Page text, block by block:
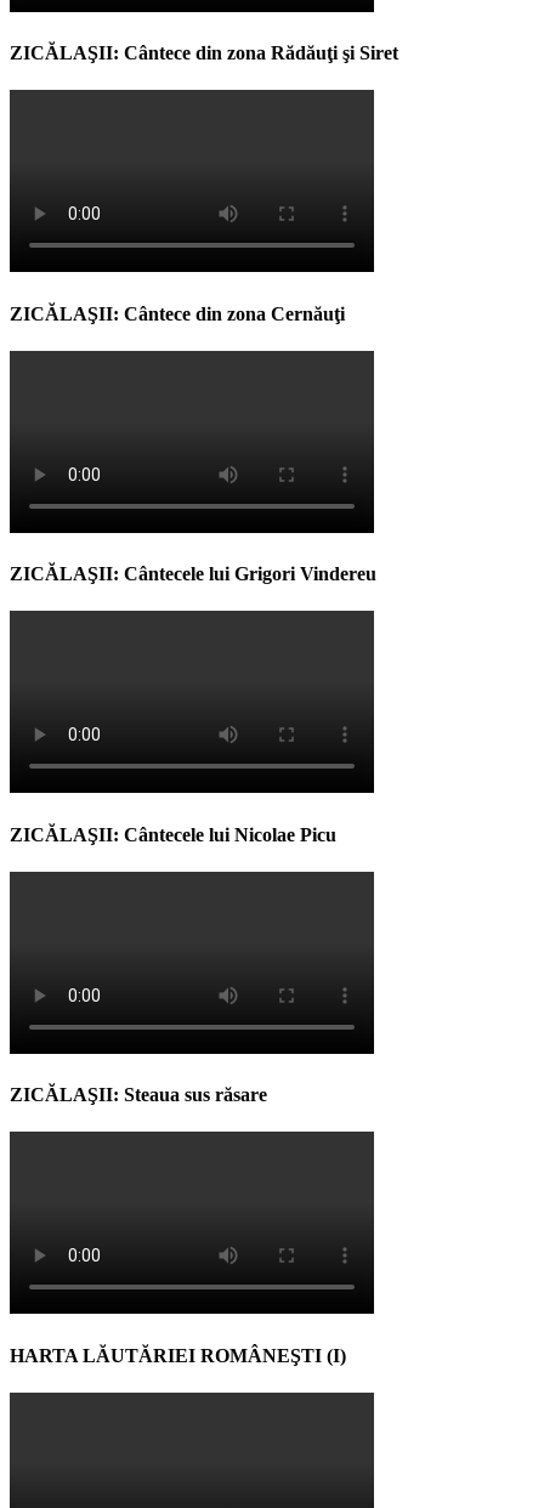
ZICĂLAŞII: Cântece din zona Rădăuţi şi Siret
ZICĂLAŞII: Cântece din zona Cernăuţi
ZICĂLAŞII: Cântecele lui Grigori Vindereu
ZICĂLAŞII: Cântecele lui Nicolae Picu
ZICĂLAŞII: Steaua sus răsare
HARTA LĂUTĂRIEI ROMÂNEŞTI (I)